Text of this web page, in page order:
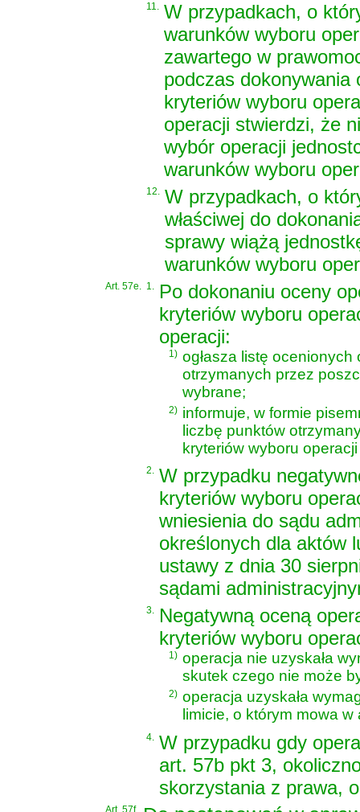
11. W przypadkach, o
warunków wyboru
zawartego w
podczas dokonywania
kryteriów wyboru
operacji stwierdzi, że
wybór operacji
warunków wyboru
12. W przypadkach, o
właściwej do
sprawy wiążą
warunków wyboru
Art. 57e. 1. Po dokonaniu oceny
kryteriów wyboru
operacji:
1) ogłasza listę
otrzymanych przez
wybrane;
2) informuje, w formie
liczbę punktów
kryteriów wyboru
2. W przypadku
kryteriów wyboru
wniesienia do sądu
określonych dla aktów
ustawy z dnia 30
sądami
3. Negatywną oceną
kryteriów wyboru
1) operacja nie uzyskała
skutek czego nie może
2) operacja uzyskała
limicie, o którym mowa w
4.
W przypadku gdy
art. 57b pkt 3,
skorzystania z prawa,
Art. 57f.